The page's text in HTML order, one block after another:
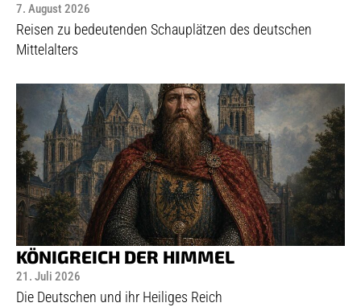
7. August 2026
Reisen zu bedeutenden Schauplätzen des deutschen
Mittelalters
KÖNIGREICH DER HIMMEL
21. Juli 2026
Die Deutschen und ihr Heiliges Reich